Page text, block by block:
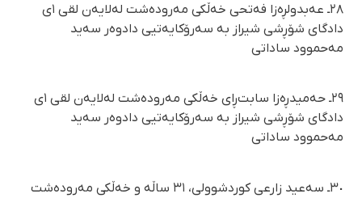
٢٨ـ عەبدولڕەزا فەتحی خەڵکی مەرودەشت لەلایەن لقی ١ی
دادگای شۆڕشی شیراز بە سەرۆکایەتیی دادوەر سەید
مەحموود ساداتی
٢٩ـ حەمیدڕەزا سابت‌ڕای خەڵکی مەرودەشت لەلایەن لقی ١ی
دادگای شۆڕشی شیراز بە سەرۆکایەتیی دادوەر سەید
مەحموود ساداتی
٣٠ـ سەعید زارعی کوردشوولی، ٣١ ساڵە و خەڵکی مەرودەشت